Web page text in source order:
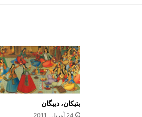
بتیکان، دیبگان
24 آوریل , 2011